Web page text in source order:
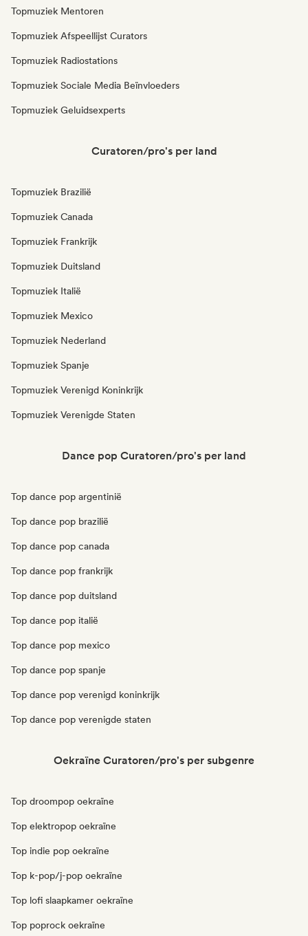
Topmuziek Mentoren
Topmuziek Afspeellijst Curators
Topmuziek Radiostations
Topmuziek Sociale Media Beïnvloeders
Topmuziek Geluidsexperts
Curatoren/pro's per land
Topmuziek Brazilië
Topmuziek Canada
Topmuziek Frankrijk
Topmuziek Duitsland
Topmuziek Italië
Topmuziek Mexico
Topmuziek Nederland
Topmuziek Spanje
Topmuziek Verenigd Koninkrijk
Topmuziek Verenigde Staten
Dance pop Curatoren/pro's per land
Top dance pop argentinië
Top dance pop brazilië
Top dance pop canada
Top dance pop frankrijk
Top dance pop duitsland
Top dance pop italië
Top dance pop mexico
Top dance pop spanje
Top dance pop verenigd koninkrijk
Top dance pop verenigde staten
Oekraïne Curatoren/pro's per subgenre
Top droompop oekraïne
Top elektropop oekraïne
Top indie pop oekraïne
Top k-pop/j-pop oekraïne
Top lofi slaapkamer oekraïne
Top poprock oekraïne